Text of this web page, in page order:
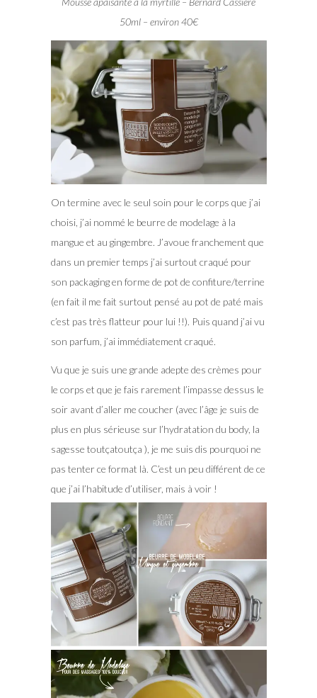
50ml – environ 40€
On termine avec le seul soin pour le corps que j’ai
choisi, j’ai nommé le beurre de modelage à la
mangue et au gingembre. J’avoue franchement que
dans un premier temps j’ai surtout craqué pour
son packaging en forme de pot de confiture/terrine
(en fait il me fait surtout pensé au pot de paté mais
c’est pas très flatteur pour lui !!). Puis quand j’ai vu
son parfum, j’ai immédiatement craqué.
Vu que je suis une grande adepte des crèmes pour
le corps et que je fais rarement l’impasse dessus le
soir avant d’aller me coucher (avec l’âge je suis de
plus en plus sérieuse sur l’hydratation du body, la
sagesse toutçatoutça ), je me suis dis pourquoi ne
pas tenter ce format là. C’est un peu différent de ce
que j’ai l’habitude d’utiliser, mais à voir !